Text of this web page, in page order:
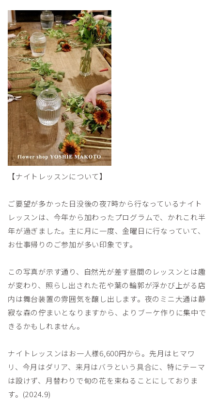
【ナイトレッスンについて】
ご要望が多かった日没後の夜7時から行なっているナイト
レッスンは、今年から加わったプログラムで、かれこれ半
年が過ぎました。主に月に一度、金曜日に行なっていて、
お仕事帰りのご参加が多い印象です。
この写真が示す通り、自然光が差す昼間のレッスンとは趣
が変わり、照らし出された花や葉の輪郭が浮かび上がる店
内は舞台装置の雰囲気を醸し出します。夜のミニ大通は静
寂な森の佇まいとなりますから、よりブーケ作りに集中で
きるかもしれません。
ナイトレッスンはお一人様6,600円から。先月はヒマワ
リ、今月はダリア、来月はバラという具合に、特にテーマ
は設けず、月替わりで旬の花を束ねることにしておりま
す。(2024.9)